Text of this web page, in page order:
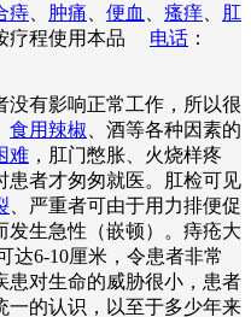
痔 肿痛 便血 瘙痒
肛
疗程使用本品 电话 ：
没有影响正常工作，所以很
食用辣椒 、酒等各种因素的
难 ，肛门憋胀、火烧样疼
患者才匆匆就医。肛检可见
、严重者可由于用力排便促
发生急性（嵌顿）。痔疮大
达6-10厘米，令患者非常
患对生命的威胁很小，患者
一的认识，以至于多少年来